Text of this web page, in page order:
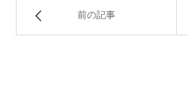
前の記事